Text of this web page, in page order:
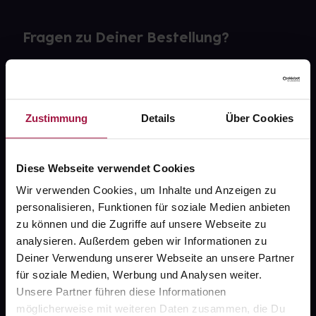
Zustimmung Details Über Cookies
Diese Webseite verwendet Cookies
Wir verwenden Cookies, um Inhalte und Anzeigen zu
personalisieren, Funktionen für soziale Medien anbieten
zu können und die Zugriffe auf unsere Webseite zu
analysieren. Außerdem geben wir Informationen zu
Deiner Verwendung unserer Webseite an unsere Partner
für soziale Medien, Werbung und Analysen weiter.
Unsere Partner führen diese Informationen
möglicherweise mit weiteren Daten zusammen, die Du
Fragen zu Deiner Bestellung?
gesund.de
Über uns
Karriere
Newsletter